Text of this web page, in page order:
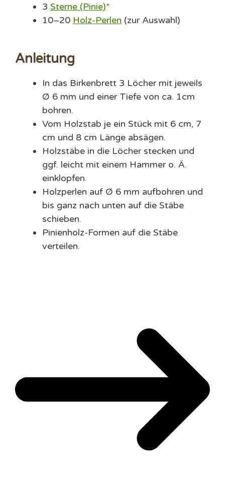
3 Sterne (Pinie)
10–20 Holz-Perlen (zur Auswahl)
Anleitung
In das Birkenbrett 3 Löcher mit jeweils
Ø 6 mm und einer Tiefe von ca. 1cm
bohren.
Vom Holzstab je ein Stück mit 6 cm, 7
cm und 8 cm Länge absägen.
Holzstäbe in die Löcher stecken und
ggf. leicht mit einem Hammer o. Ä.
einklopfen.
Holzperlen auf Ø 6 mm aufbohren und
bis ganz nach unten auf die Stäbe
schieben.
Pinienholz-Formen auf die Stäbe
verteilen.